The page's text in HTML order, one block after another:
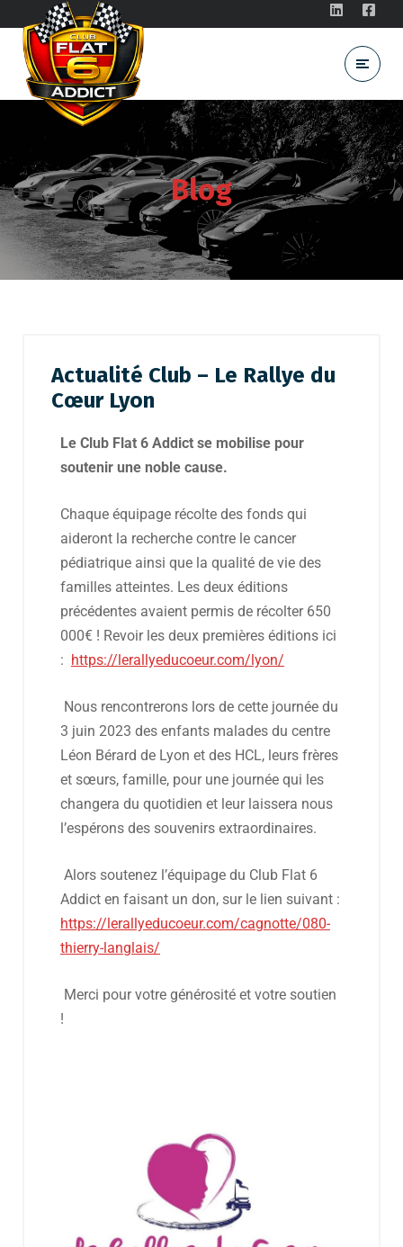
Blog
Actualité Club – Le Rallye du
Cœur Lyon
Le Club Flat 6 Addict se mobilise pour
soutenir une noble cause.
Chaque équipage récolte des fonds qui
aideront la recherche contre le cancer
pédiatrique ainsi que la qualité de vie des
familles atteintes. Les deux éditions
précédentes avaient permis de récolter 650
000€ ! Revoir les deux premières éditions ici
: https://lerallyeducoeur.com/lyon/
Nous rencontrerons lors de cette journée du
3 juin 2023 des enfants malades du centre
Léon Bérard de Lyon et des HCL, leurs frères
et sœurs, famille, pour une journée qui les
changera du quotidien et leur laissera nous
l’espérons des souvenirs extraordinaires.
Alors soutenez l’équipage du Club Flat 6
Addict en faisant un don, sur le lien suivant :
https://lerallyeducoeur.com/cagnotte/080-
thierry-langlais/
Merci pour votre générosité et votre soutien
!